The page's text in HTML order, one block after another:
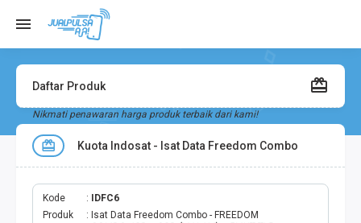
Daftar Produk
Nikmati penawaran harga produk terbaik dari kami!
Kuota Indosat - Isat Data Freedom Combo
Kode
IDFC6
Produk
Isat Data Freedom Combo - FREEDOM